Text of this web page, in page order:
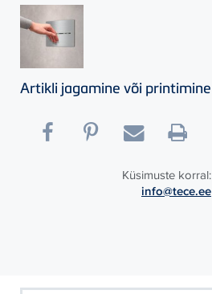
Artikli jagamine või printimine
Küsimuste korral:
info@tece.ee